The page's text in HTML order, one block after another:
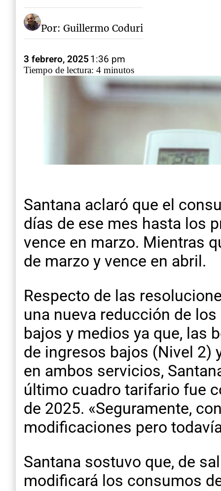
Por: Guillermo Coduri
3 febrero, 2025 1:36 pm
Tiempo de lectura: 4 minutos
Santana aclaró que el
días de ese mes hasta los
vence en marzo. Mientras
de marzo y vence en abril.
Respecto de las
una nueva reducción de
bajos y medios ya que, las
de ingresos bajos (Nivel 2)
en ambos servicios,
último cuadro tarifario fue
de 2025. «Seguramente,
modificaciones pero
Santana sostuvo que, de
modificará los consumos